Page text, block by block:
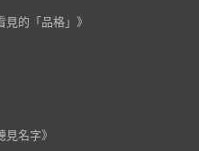
見的「品格」》
名字》